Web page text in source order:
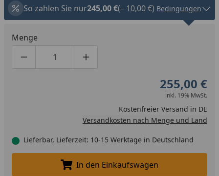
So zahlen Sie nur245,00 €(– 10,00 €) Bedingungen
Menge
Produktmenge um eins verringern
Produktmenge manuell eingeben
Produktmenge um eins erhöhen
255,00 €
inkl. 19% MwSt.
Kostenfreier Versand in DE
Versandkosten nach Menge und Land
Lieferbar, Lieferzeit: 10-15 Werktage in Deutschland
In den Einkaufswagen legen
In den Einkaufswagen